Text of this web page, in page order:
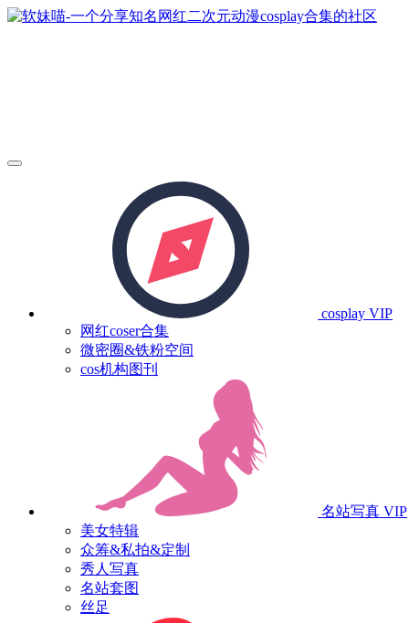
cosplay VIP
网红coser合集
微密圈&铁粉空间
cos机构图刊
名站写真 VIP
美女特辑
众筹&私拍&定制
秀人写真
名站套图
丝足